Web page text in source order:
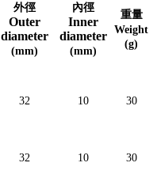
外徑
Outer
diameter
(mm)
內徑
Inner
diameter
(mm)
重量
Weight
(g)
32 10 30
32 10 30